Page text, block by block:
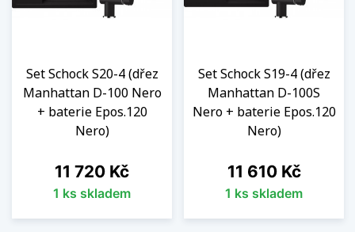
Set Schock S20-4 (dřez
Manhattan D-100 Nero
+ baterie Epos.120
Nero)
Cena
11 720 Kč
1 ks skladem
Set Schock S19-4 (dřez
Manhattan D-100S
Nero + baterie Epos.120
Nero)
Cena
11 610 Kč
1 ks skladem